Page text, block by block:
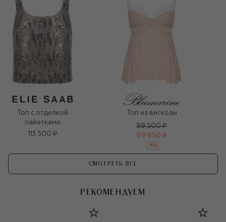
Топ с отделкой
пайетками
113 500 ₽
Топ из вискозы
99 500 ₽
69 650 ₽
-30%
СМОТРЕТЬ ВСЕ
РЕКОМЕНДУЕМ